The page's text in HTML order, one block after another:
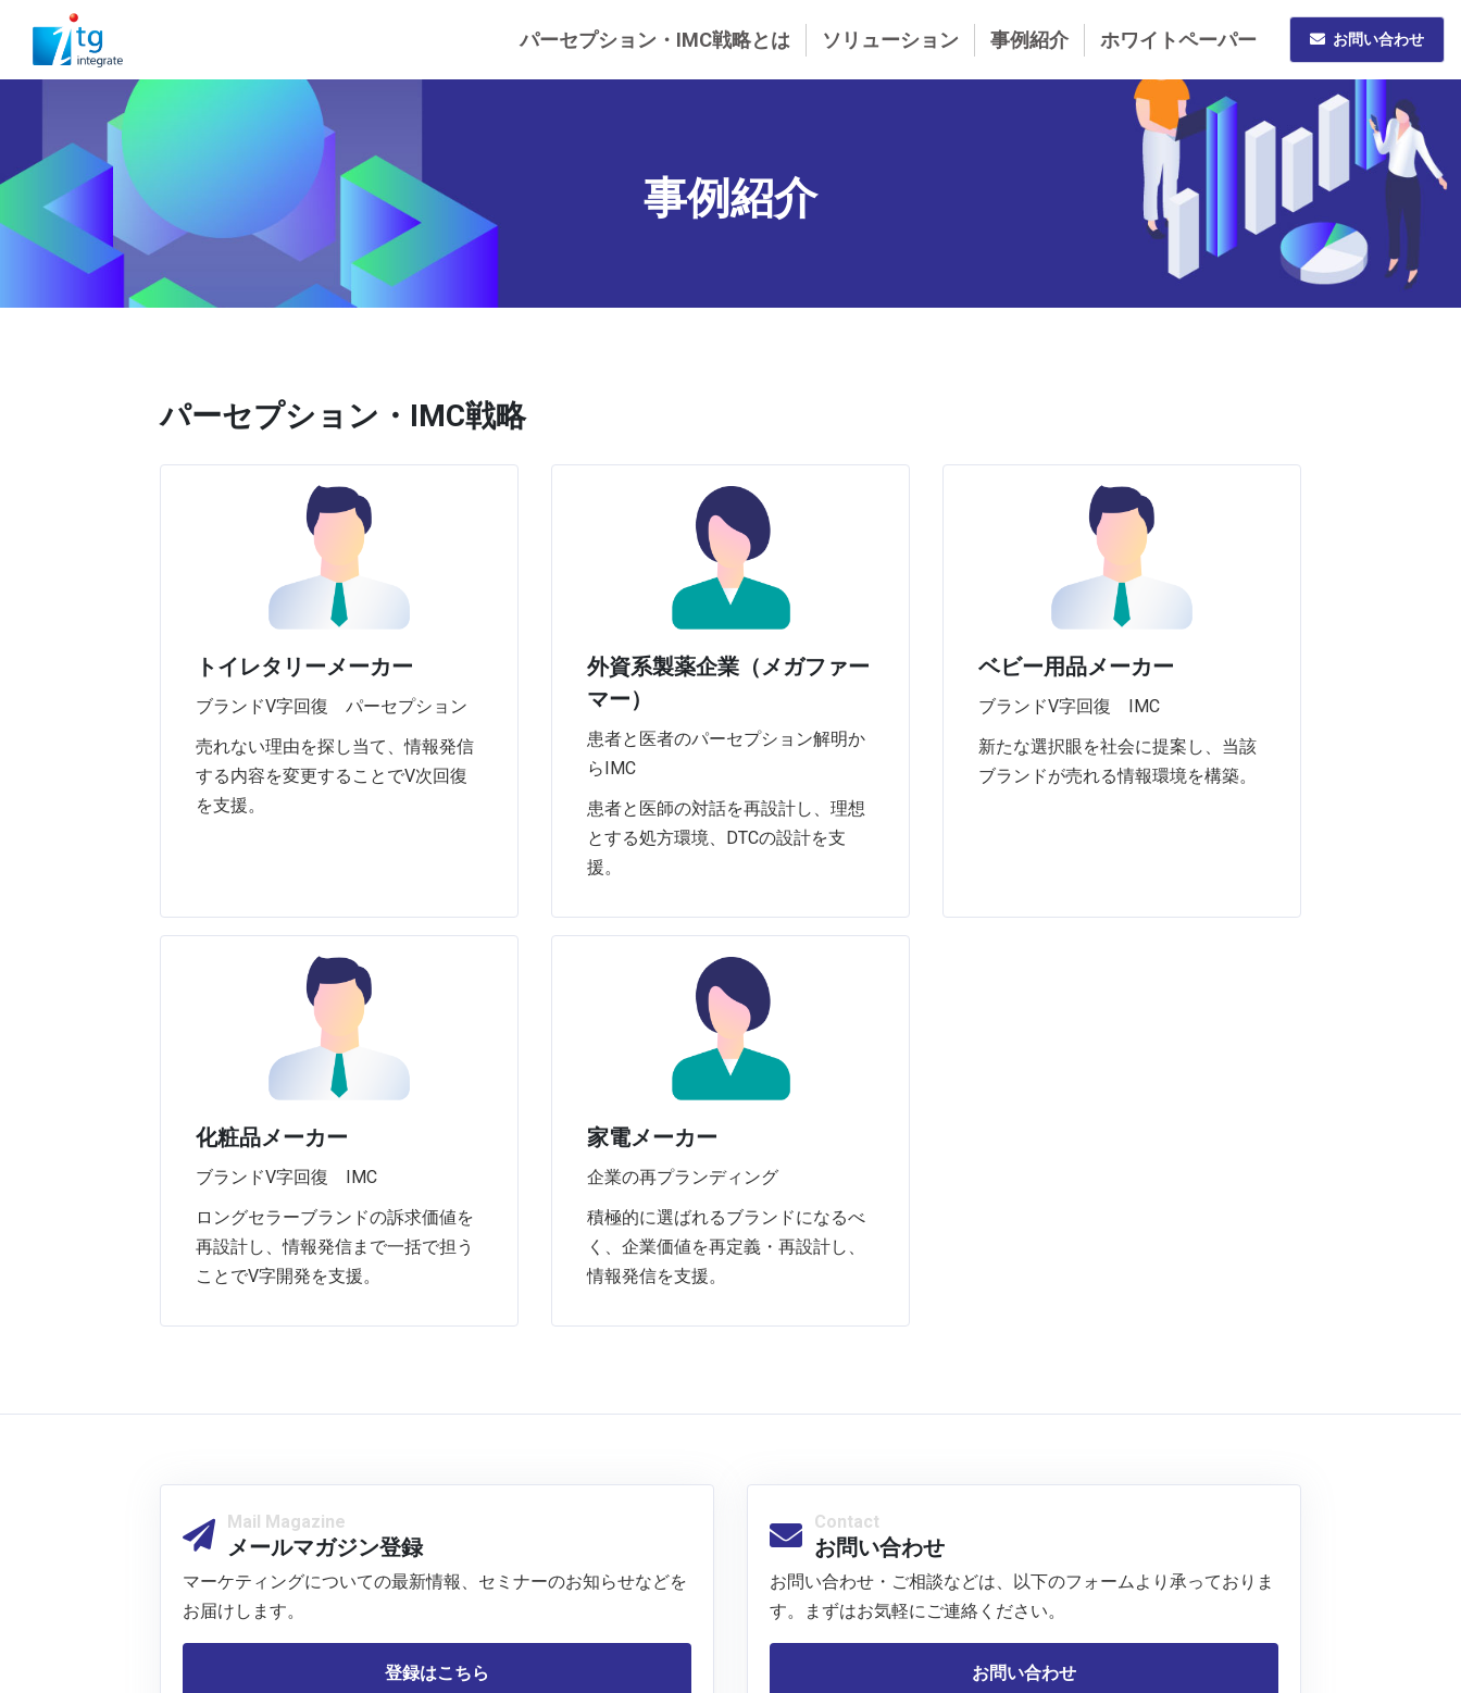
パーセプション・IMC戦略とは ソリューション 事例紹介 ホワイトペーパー お問い合わせ
事例紹介
パーセプション・IMC戦略
トイレタリーメーカー
ブランドV字回復 パーセプション
売れない理由を探し当て、情報発信
する内容を変更することでV次回復
を支援。
外資系製薬企業（メガファー
マー）
患者と医者のパーセプション解明か
らIMC
患者と医師の対話を再設計し、理想
とする処方環境、DTCの設計を支
援。
ベビー用品メーカー
ブランドV字回復 IMC
新たな選択眼を社会に提案し、当該
ブランドが売れる情報環境を構築。
化粧品メーカー
ブランドV字回復 IMC
ロングセラーブランドの訴求価値を
再設計し、情報発信まで一括で担う
ことでV字開発を支援。
家電メーカー
企業の再プランディング
積極的に選ばれるブランドになるべ
く、企業価値を再定義・再設計し、
情報発信を支援。
Mail Magazine
メールマガジン登録
マーケティングについての最新情報、セミナーのお知らせなどを
お届けします。
登録はこちら
Contact
お問い合わせ
お問い合わせ・ご相談などは、以下のフォームより承っておりま
す。まずはお気軽にご連絡ください。
お問い合わせ